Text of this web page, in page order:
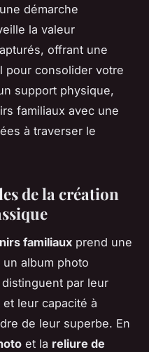
démarche
la valeur
offrant une
pour consolider votre
support physique,
familiaux avec une
à traverser le
de la création
familiaux prend une
album photo
par leur
et leur capacité à
de leur superbe. En
et la reliure de